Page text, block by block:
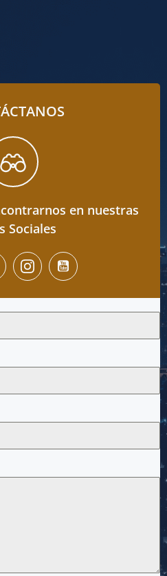
en nuestras
Sociales